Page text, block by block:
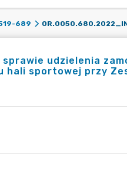
519-689
sprawie udzielenia
hali sportowej przy